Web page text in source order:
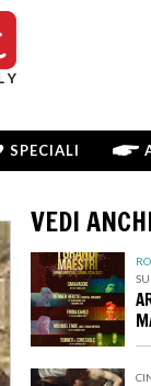
SPECIALI
VEDI